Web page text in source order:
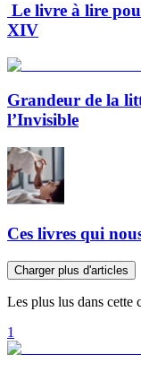
Le livre à lire
XIV
Grandeur de la
l’Invisible
Ces livres qui
Charger plus d'articles
Les plus lus dans cette
1